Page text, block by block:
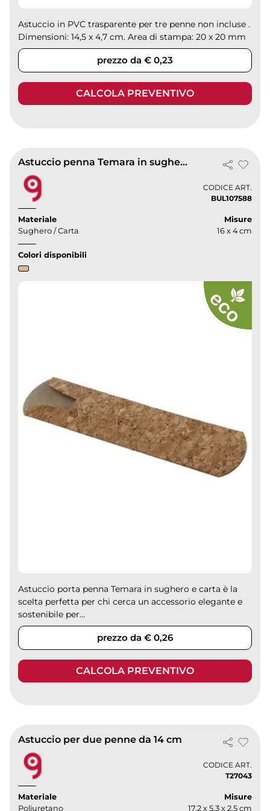
Astuccio in PVC trasparente per tre penne non incluse .
Dimensioni: 14,5 x 4,7 cm. Area di stampa: 20 x 20 mm
prezzo da € 0,23
CALCOLA PREVENTIVO
Astuccio penna Temara in sughero e carta naturale 16x4cm
CODICE ART.
BUL107588
Materiale
Sughero / Carta
Misure
16 x 4 cm
Colori disponibili
Astuccio porta penna Temara in sughero e carta è la
scelta perfetta per chi cerca un accessorio elegante e
sostenibile per...
prezzo da € 0,26
CALCOLA PREVENTIVO
Astuccio per due penne da 14 cm
CODICE ART.
T27043
Materiale
Poliuretano
Misure
17,2 x 5,3 x 2,5 cm